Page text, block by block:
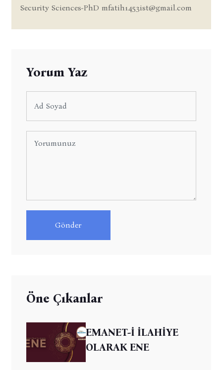
Security Sciences-PhD mfatih1453ist@gmail.com
Yorum Yaz
Gönder
Öne Çıkanlar
EMANET-İ İLAHİYE
OLARAK ENE